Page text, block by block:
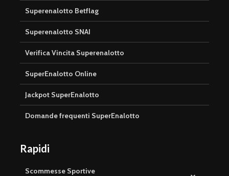
Superenalotto Betflag
Superenalotto SNAI
Verifica Vincita Superenalotto
SuperEnalotto Online
Jackpot SuperEnalotto
Domande frequenti SuperEnalotto
Rapidi
Scommesse Sportive